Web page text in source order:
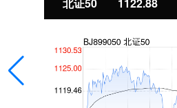
北证50 1122.88